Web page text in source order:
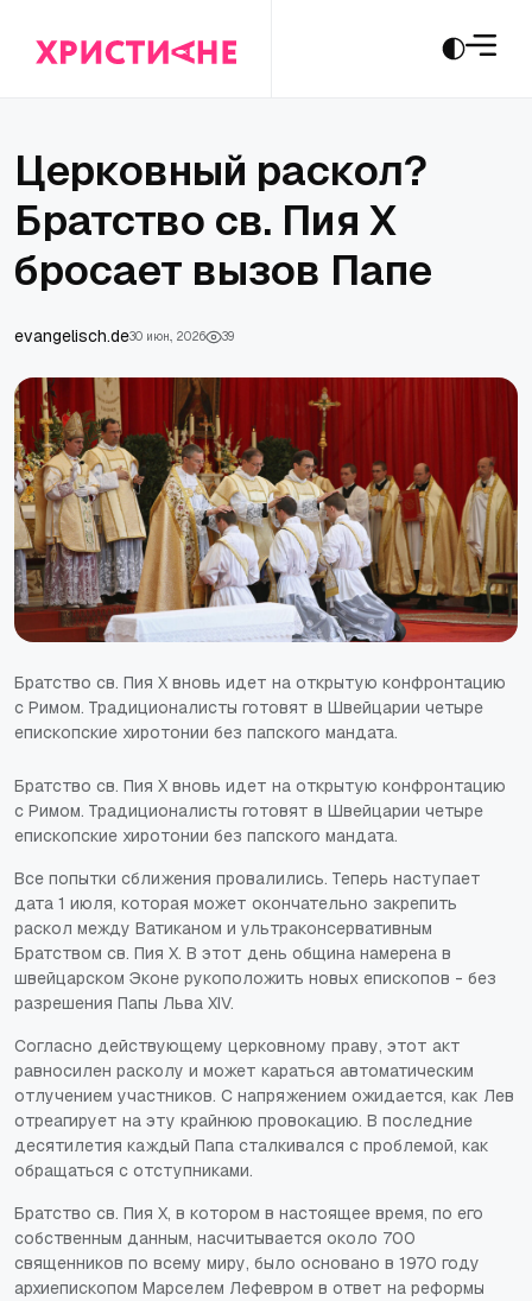
Церковный раскол?
Братство св. Пия X
бросает вызов Папе
evangelisch.de30 июн., 2026 39
Братство св. Пия X вновь идет на открытую конфронтацию
с Римом. Традиционалисты готовят в Швейцарии четыре
епископские хиротонии без папского мандата.
Братство св. Пия X вновь идет на открытую конфронтацию
с Римом. Традиционалисты готовят в Швейцарии четыре
епископские хиротонии без папского мандата.
Все попытки сближения провалились. Теперь наступает
дата 1 июля, которая может окончательно закрепить
раскол между Ватиканом и ультраконсервативным
Братством св. Пия X. В этот день община намерена в
швейцарском Эконе рукоположить новых епископов - без
разрешения Папы Льва XIV.
Согласно действующему церковному праву, этот акт
равносилен расколу и может караться автоматическим
отлучением участников. С напряжением ожидается, как Лев
отреагирует на эту крайнюю провокацию. В последние
десятилетия каждый Папа сталкивался с проблемой, как
обращаться с отступниками.
Братство св. Пия X, в котором в настоящее время, по его
собственным данным, насчитывается около 700
священников по всему миру, было основано в 1970 году
архиепископом Марселем Лефевром в ответ на реформы